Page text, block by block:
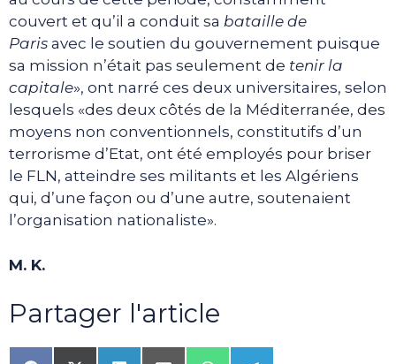
couvert et qu’il a conduit sa bataille de
Paris avec le soutien du gouvernement puisque
sa mission n’était pas seulement de tenir la
capitale», ont narré ces deux universitaires, selon
lesquels «des deux côtés de la Méditerranée, des
moyens non conventionnels, constitutifs d’un
terrorisme d’Etat, ont été employés pour briser
le FLN, atteindre ses militants et les Algériens
qui, d’une façon ou d’une autre, soutenaient
l’organisation nationaliste».
M. K.
Partager l'article